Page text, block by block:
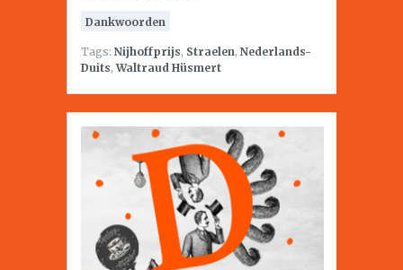
Dankwoorden
Tags: Nijhoffprijs, Straelen, Nederlands-
Duits,Waltraud Hüsmert